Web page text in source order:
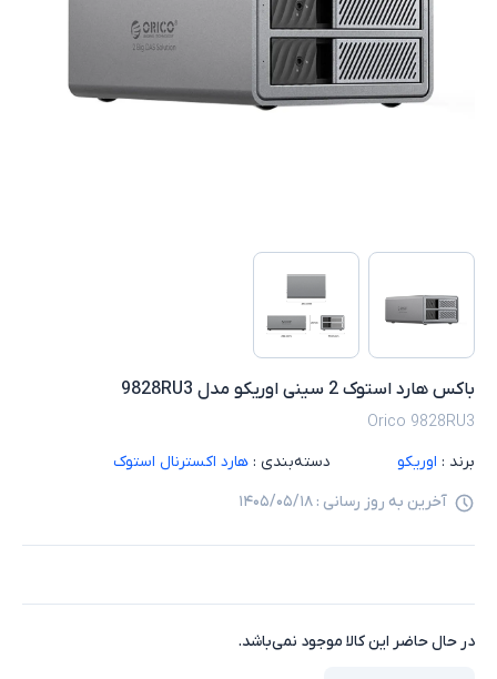
باکس هارد استوک 2 سینی اوریکو مدل 9828RU3
Orico 9828RU3
برند : اوریکو دسته‌بندی : هارد اکسترنال استوک
آخرین به روز رسانی : ۱۴۰۵/۰۵/۱۸
در حال حاضر این کالا موجود نمی‌باشد.